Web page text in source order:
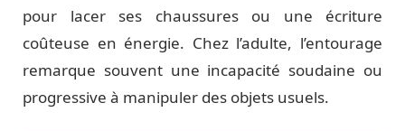
pour lacer ses chaussures ou une écriture
coûteuse en énergie. Chez l’adulte, l’entourage
remarque souvent une incapacité soudaine ou
progressive à manipuler des objets usuels.